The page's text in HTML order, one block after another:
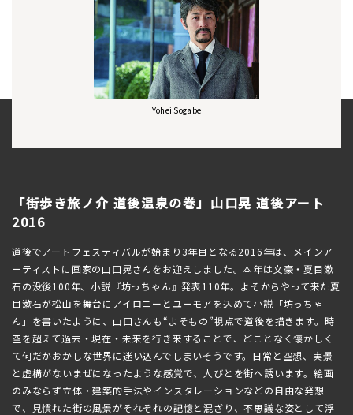
Yohei Sogabe
「街歩き旅ノ介 道後温泉の巻」山口晃 道後アート
2016
道後でアートフェスティバルが始まり3年目となる2016年は、メインア
ーティストに画家の山口晃さんをお迎えしました。本年は文豪・夏目漱
石の没後100年、小説『坊っちゃん』発表110年。よそからやって来た夏
目漱石が松山を舞台にアイロニーとユーモアを込めて小説「坊っちゃ
ん」を書いたように、山口さんも“よそもの”視点で道後を描きます。時
空を超えて過去・現在・未来を行き来することで、どことなく懐かしく
て何だかおかしな世界に迷い込んでしまいそうです。日常と空想、実景
と虚構がないまぜになったような感覚で、人びとを街へ誘います。絵画
のみならず立体・建築的手法やインスタレーションなどの自由な発想
で、見慣れた街の風景がそれぞれの記憶と混ざり、不思議な姿として浮